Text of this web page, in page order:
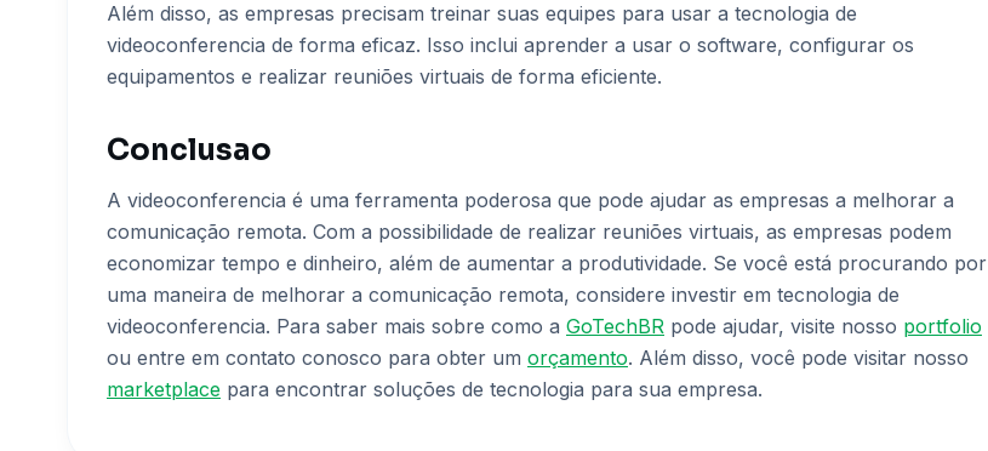
Além disso, as empresas precisam treinar suas equipes para usar a tecnologia de
videoconferencia de forma eficaz. Isso inclui aprender a usar o software, configurar os
equipamentos e realizar reuniões virtuais de forma eficiente.
Conclusao
A videoconferencia é uma ferramenta poderosa que pode ajudar as empresas a melhorar a
comunicação remota. Com a possibilidade de realizar reuniões virtuais, as empresas podem
economizar tempo e dinheiro, além de aumentar a produtividade. Se você está procurando por
uma maneira de melhorar a comunicação remota, considere investir em tecnologia de
videoconferencia. Para saber mais sobre como a GoTechBR pode ajudar, visite nosso portfolio
ou entre em contato conosco para obter um orçamento. Além disso, você pode visitar nosso
marketplace para encontrar soluções de tecnologia para sua empresa.